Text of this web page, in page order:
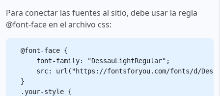
Para conectar las fuentes al sitio, debe usar la regla
@font-face en el archivo css:
@font-face {
    font-family: "DessauLightRegular";
src: url("https://fontsforyou.com/fonts/d/
}
.your-style {